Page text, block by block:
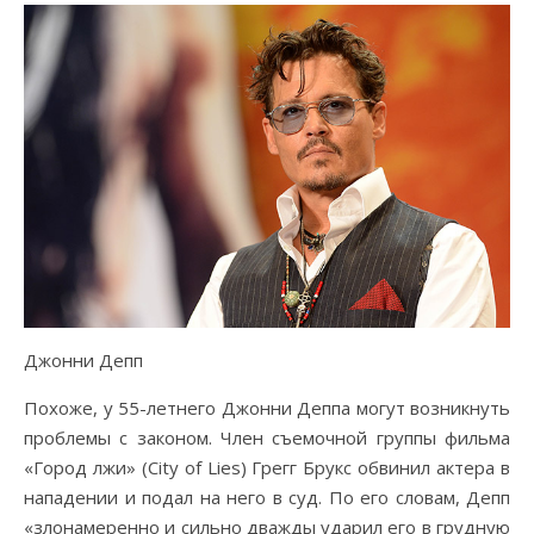
Джонни Депп
Похоже, у 55-летнего Джонни Деппа могут возникнуть
проблемы с законом. Член съемочной группы фильма
«Город лжи» (City of Lies) Грегг Брукс обвинил актера в
нападении и подал на него в суд. По его словам, Депп
«злонамеренно и сильно дважды ударил его в грудную